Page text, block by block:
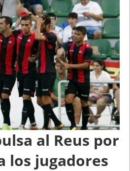
al Reus por
los jugadores